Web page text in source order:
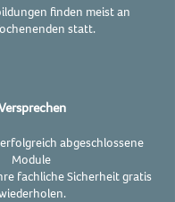
finden meist an
statt.
abgeschlossene
Module
fachliche Sicherheit gratis